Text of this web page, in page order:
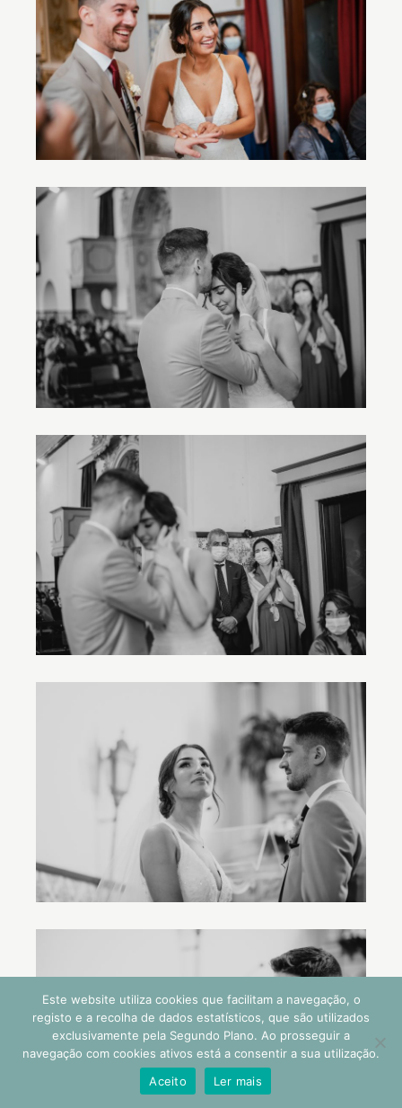
Este website utiliza cookies que facilitam a navegação, o
registo e a recolha de dados estatísticos, que são utilizados
exclusivamente pela Segundo Plano. Ao prosseguir a
navegação com cookies ativos está a consentir a sua utilização.
Aceito
Ler mais